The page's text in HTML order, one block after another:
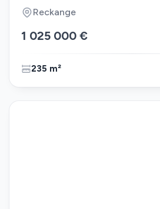
Reckange
1 025 000 €
235 m²